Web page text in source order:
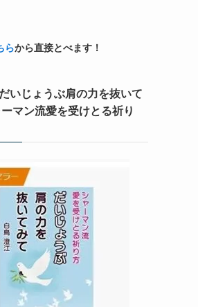
らから直接とべます！
いじょうぶ肩の力を抜いて
マン流愛を受けとる祈り